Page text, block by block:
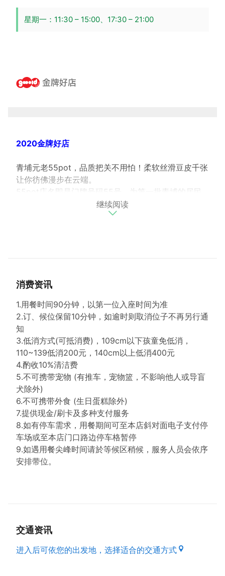
星期一：11:30 – 15:00、17:30 – 21:00
2020金牌好店
青埔元老55pot，品质把关不用怕！柔软丝滑豆皮千张
让你彷佛漫步在云端。
55pot店名即是门牌号码55号，为第一批青埔的居民
打造居家感的舒适环境，期望能在青埔打造出一间让人
好好放松、享受美食的餐厅，将在地的温度传递出去。
﹙资料来源: 桃园经济发展局﹚
继续阅读
消费资讯
1.用餐时间90分钟，以第一位入座时间为准
2.订、候位保留10分钟，如逾时则取消位子不再另行通
知
3.低消方式(可抵消费)，109cm以下孩童免低消，
110~139低消200元，140cm以上低消400元
4.酌收10%清洁费
5.不可携带宠物 (有推车，宠物篮，不影响他人或导盲
犬除外)
6.不可携带外食 (生日蛋糕除外)
7.提供现金/刷卡及多种支付服务
8.如有停车需求，用餐期间可至本店斜对面电子支付停
车场或至本店门口路边停车格暂停
9.如遇用餐尖峰时间请於等候区稍候，服务人员会依序
安排带位。
交通资讯
进入后可依您的出发地，选择适合的交通方式